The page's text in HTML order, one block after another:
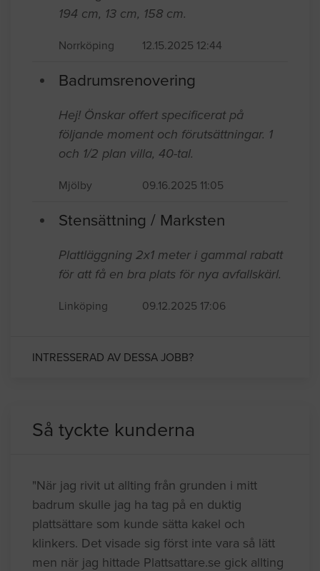
194 cm, 13 cm, 158 cm.
Norrköping 12.15.2025 12:44
Badrumsrenovering
Hej! Önskar offert specificerat på
följande moment och förutsättningar. 1
och 1/2 plan villa, 40-tal.
Mjölby 09.16.2025 11:05
Stensättning / Marksten
Plattläggning 2x1 meter i gammal rabatt
för att få en bra plats för nya avfallskärl.
Linköping 09.12.2025 17:06
INTRESSERAD AV DESSA JOBB?
Så tyckte kunderna
"När jag rivit ut allting från grunden i mitt
badrum skulle jag ha tag på en duktig
plattsättare som kunde sätta kakel och
klinkers. Det visade sig först inte vara så lätt
men när jag hittade Plattsattare.se gick allting